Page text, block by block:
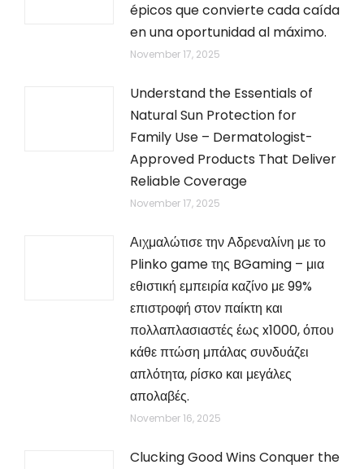
épicos que convierte cada caída
en una oportunidad al máximo.
November 17, 2025
Understand the Essentials of
Natural Sun Protection for
Family Use – Dermatologist-
Approved Products That Deliver
Reliable Coverage
November 17, 2025
Αιχμαλώτισε την Αδρεναλίνη με το
Plinko game της BGaming – μια
εθιστική εμπειρία καζίνο με 99%
επιστροφή στον παίκτη και
πολλαπλασιαστές έως x1000, όπου
κάθε πτώση μπάλας συνδυάζει
απλότητα, ρίσκο και μεγάλες
απολαβές.
November 16, 2025
Clucking Good Wins Conquer the